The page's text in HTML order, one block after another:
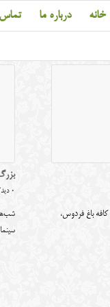
خانه درباره ما تماس
باغ فردوس،
0 دیدگاه